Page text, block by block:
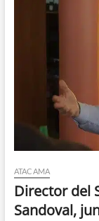
ATACAMA
Director del
Sandoval,